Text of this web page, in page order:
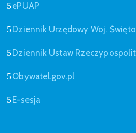
ePUAP
Dziennik Urzędowy Woj.
Dziennik Ustaw
Obywatel.gov.pl
E-sesja